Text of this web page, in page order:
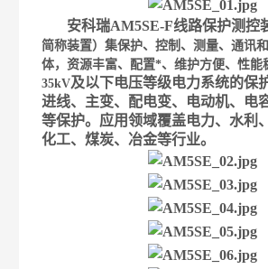
安科瑞AM5SE-F线路保护测控
简称装置）集保护、控制、测量、通讯
体，资源丰富、配置*、维护方便、性能
35kV及以下电压等级电力系统的保
进线、主变、配电变、电动机、电
等保护。应用领域覆盖电力、水利
化工、煤炭、冶金等行业。